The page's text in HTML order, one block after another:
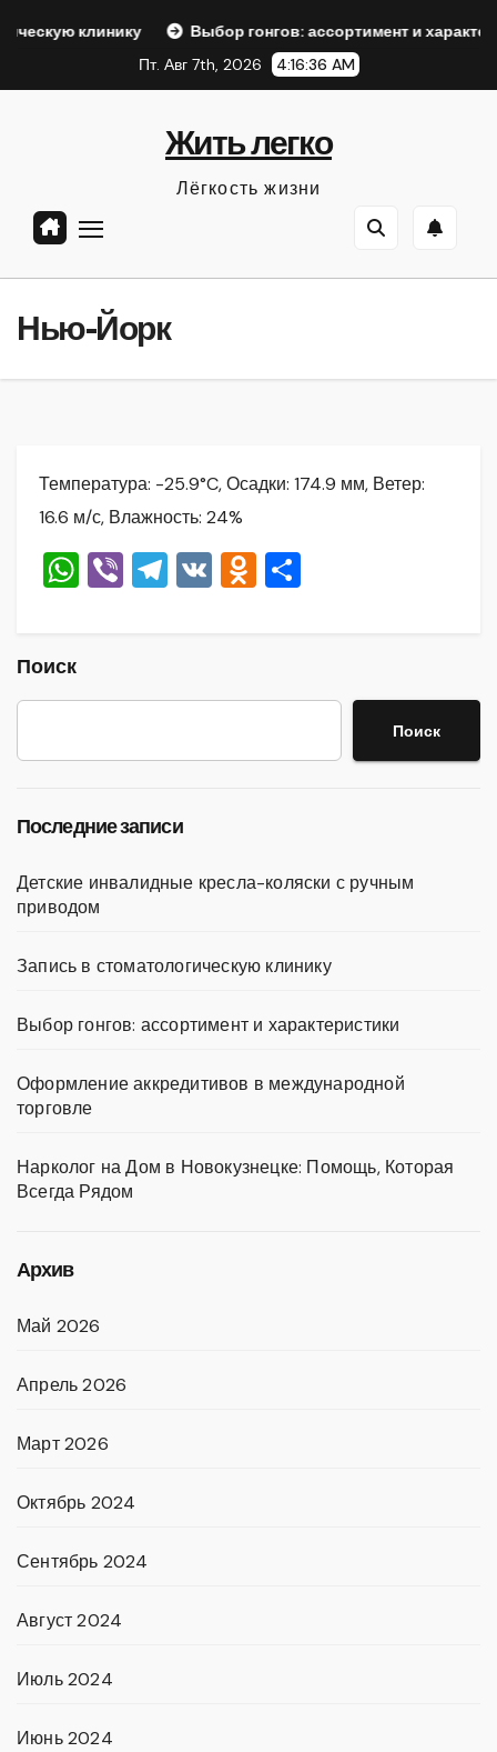
Выбор гонгов: ассортимент и характеристики
Пт. Авг 7th, 2026
4:16:37 AM
Жить легко
Лёгкость жизни
Нью-Йорк
Температура: -25.9°C, Осадки: 174.9 мм, Ветер:
16.6 м/с, Влажность: 24%
W
A
p
Vi T
a
m
V O
kl
a
в
и
Поиск
Поиск
Последние записи
Детские инвалидные кресла-коляски с ручным
приводом
Запись в стоматологическую клинику
Выбор гонгов: ассортимент и характеристики
Оформление аккредитивов в международной
торговле
Нарколог на Дом в Новокузнецке: Помощь, Которая
Всегда Рядом
Архив
Май 2026
Апрель 2026
Март 2026
Октябрь 2024
Сентябрь 2024
Август 2024
Июль 2024
Июнь 2024